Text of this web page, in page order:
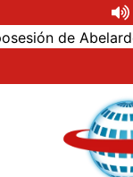
de Abelardo